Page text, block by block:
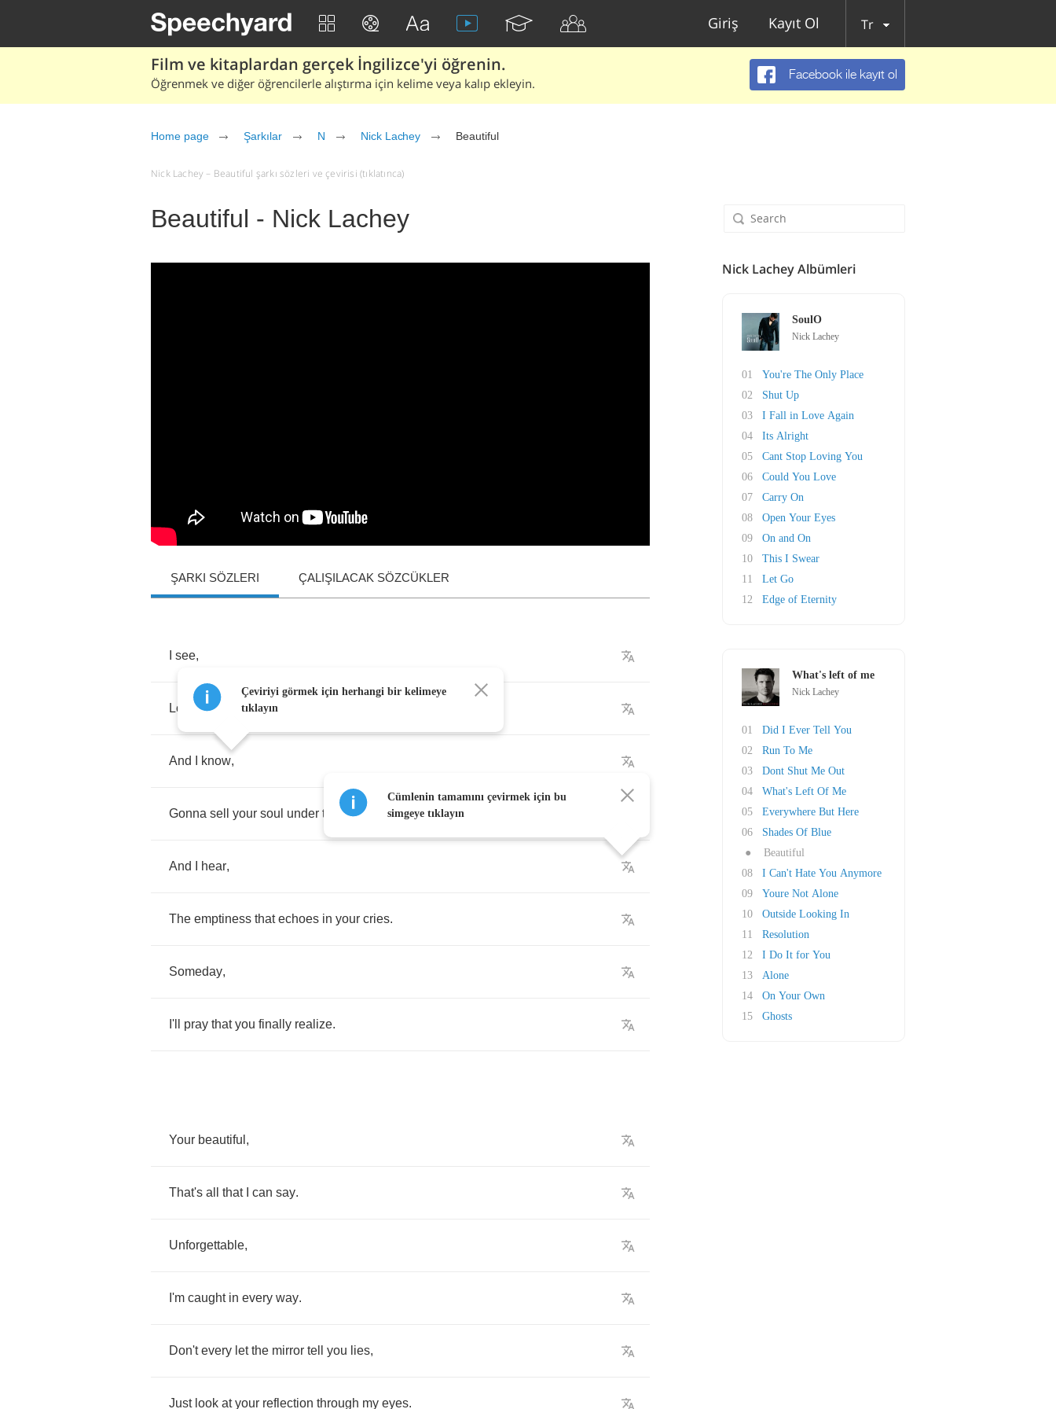
Giriş Kayıt Ol Tr
Film ve kitaplardan gerçek İngilizce'yi öğrenin.
Öğrenmek ve diğer öğrencilerle alıştırma için kelime veya kalıp ekleyin.
Facebook ile kayıt ol
Home page Şarkılar N Nick Lachey Beautiful
Nick Lachey – Beautiful şarkı sözleri ve çevirisi (tıklatınca)
Beautiful - Nick Lachey
ŞARKI SÖZLERI ÇALIŞILACAK SÖZCÜKLER
see,
Looking for yourself
And know,
Gonna sell your soul under the lights
And hear,
The emptiness that echoes in your cries.
Someday,
I'll pray that you finally realize.
Your beautiful ,
That's all that can say.
Unforgettable,
I'm caught in every way.
Don't every let the mirror tell you lies,
Just look at your reflection through my eyes.
Çeviriyi görmek için herhangi bir kelimeye
tıklayın
Cümlenin tamamını çevirmek için bu
simgeye tıklayın
Nick Lachey Albümleri
SoulO
Nick Lachey
01
You're The Only Place
02
Shut Up
03
I Fall in Love Again
04
Its Alright
05
Cant Stop Loving You
06
Could You Love
07
Carry On
08
Open Your Eyes
09
On and On
10
This I Swear
11
Let Go
12
Edge of Eternity
What's left of me
Nick Lachey
01
Did I Ever Tell You
02
Run To Me
03
Dont Shut Me Out
04
What's Left Of Me
05
Everywhere But Here
06
Shades Of Blue
●
Beautiful
08
I Can't Hate You Anymore
09
Youre Not Alone
10
Outside Looking In
11
Resolution
12
I Do It for You
13
Alone
14
On Your Own
15
Ghosts